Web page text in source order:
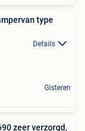
type
Details
Gisteren
zeer verzorgd,